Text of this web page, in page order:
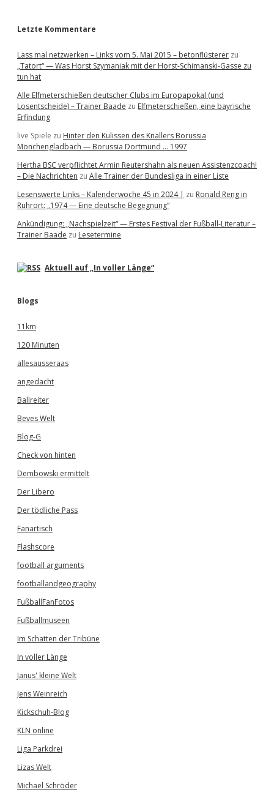
Letzte Kommentare
Lass mal netzwerken – Links vom 5. Mai 2015 – betonflüsterer zu
„Tatort“ — Was Horst Szymaniak mit der Horst-Schimanski-Gasse zu
tun hat
Alle Elfmeterschießen deutscher Clubs im Europapokal (und
Losentscheide) – Trainer Baade zu Elfmeterschießen, eine bayrische
Erfindung
live Spiele zu Hinter den Kulissen des Knallers Borussia
Mönchengladbach — Borussia Dortmund … 1997
Hertha BSC verpflichtet Armin Reutershahn als neuen Assistenzcoach!
– Die Nachrichten zu Alle Trainer der Bundesliga in einer Liste
Lesenswerte Links – Kalenderwoche 45 in 2024 | zu Ronald Reng in
Ruhrort: „1974 — Eine deutsche Begegnung“
Ankündigung: „Nachspielzeit“ — Erstes Festival der Fußball-Literatur –
Trainer Baade zu Lesetermine
Aktuell auf „In voller Länge“
Blogs
11km
120 Minuten
allesausseraas
angedacht
Ballreiter
Beves Welt
Blog-G
Check von hinten
Dembowski ermittelt
Der Libero
Der tödliche Pass
Fanartisch
Flashscore
football arguments
footballandgeography
FußballFanFotos
Fußballmuseen
Im Schatten der Tribüne
In voller Länge
Janus' kleine Welt
Jens Weinreich
Kickschuh-Blog
KLN online
Liga Parkdrei
Lizas Welt
Michael Schröder